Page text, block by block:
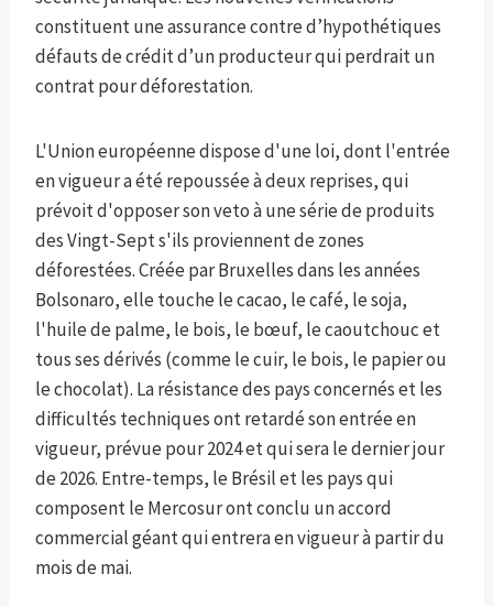
constituent une assurance contre d’hypothétiques
défauts de crédit d’un producteur qui perdrait un
contrat pour déforestation.
L'Union européenne dispose d'une loi, dont l'entrée
en vigueur a été repoussée à deux reprises, qui
prévoit d'opposer son veto à une série de produits
des Vingt-Sept s'ils proviennent de zones
déforestées. Créée par Bruxelles dans les années
Bolsonaro, elle touche le cacao, le café, le soja,
l'huile de palme, le bois, le bœuf, le caoutchouc et
tous ses dérivés (comme le cuir, le bois, le papier ou
le chocolat). La résistance des pays concernés et les
difficultés techniques ont retardé son entrée en
vigueur, prévue pour 2024 et qui sera le dernier jour
de 2026. Entre-temps, le Brésil et les pays qui
composent le Mercosur ont conclu un accord
commercial géant qui entrera en vigueur à partir du
mois de mai.